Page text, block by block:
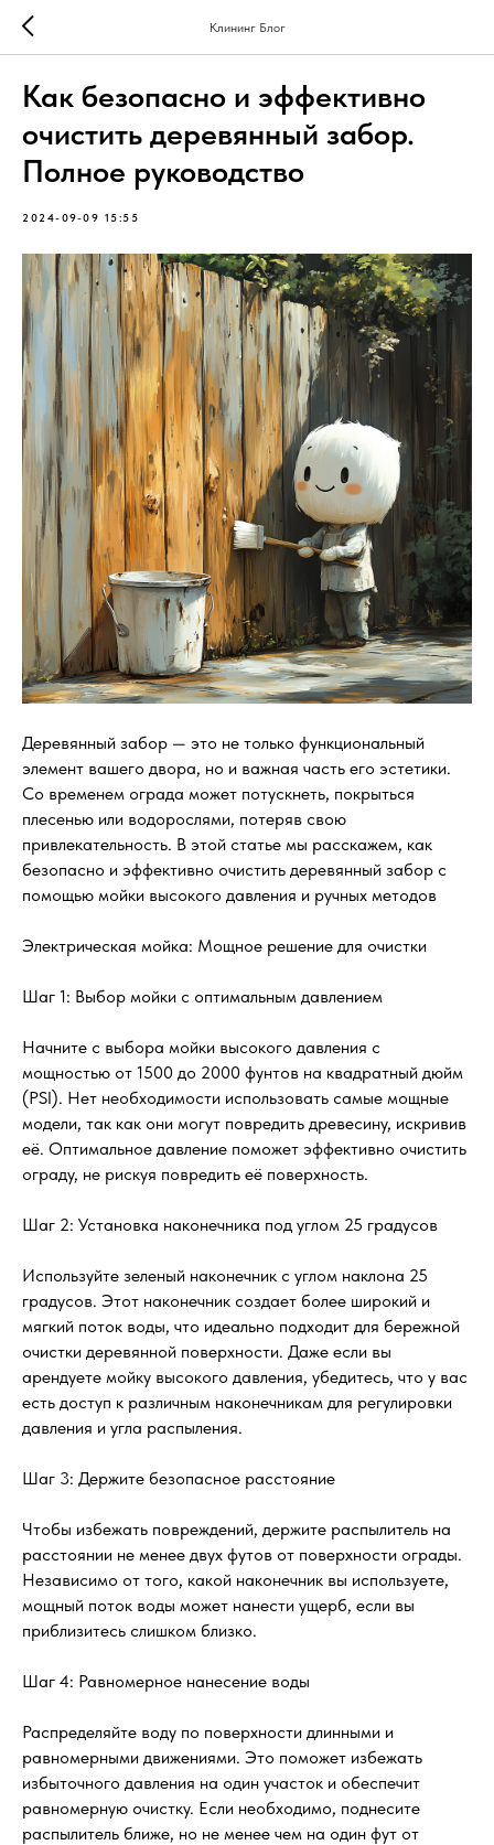
Клининг Блог
Как безопасно и эффективно
очистить деревянный забор.
Полное руководство
2024-09-09 15:55
Деревянный забор — это не только функциональный
элемент вашего двора, но и важная часть его эстетики.
Со временем ограда может потускнеть, покрыться
плесенью или водорослями, потеряв свою
привлекательность. В этой статье мы расскажем, как
безопасно и эффективно очистить деревянный забор с
помощью мойки высокого давления и ручных методов
Электрическая мойка: Мощное решение для очистки
Шаг 1: Выбор мойки с оптимальным давлением
Начните с выбора мойки высокого давления с
мощностью от 1500 до 2000 фунтов на квадратный дюйм
(PSI). Нет необходимости использовать самые мощные
модели, так как они могут повредить древесину, искривив
её. Оптимальное давление поможет эффективно очистить
ограду, не рискуя повредить её поверхность.
Шаг 2: Установка наконечника под углом 25 градусов
Используйте зеленый наконечник с углом наклона 25
градусов. Этот наконечник создает более широкий и
мягкий поток воды, что идеально подходит для бережной
очистки деревянной поверхности. Даже если вы
арендуете мойку высокого давления, убедитесь, что у вас
есть доступ к различным наконечникам для регулировки
давления и угла распыления.
Шаг 3: Держите безопасное расстояние
Чтобы избежать повреждений, держите распылитель на
расстоянии не менее двух футов от поверхности ограды.
Независимо от того, какой наконечник вы используете,
мощный поток воды может нанести ущерб, если вы
приблизитесь слишком близко.
Шаг 4: Равномерное нанесение воды
Распределяйте воду по поверхности длинными и
равномерными движениями. Это поможет избежать
избыточного давления на один участок и обеспечит
равномерную очистку. Если необходимо, поднесите
распылитель ближе, но не менее чем на один фут от